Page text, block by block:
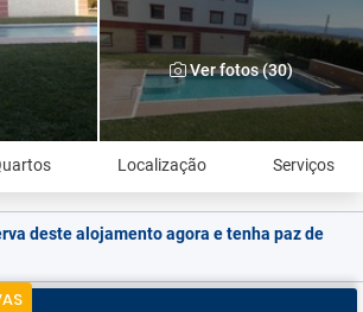
Ver fotos (30)
Localização Serviços
deste alojamento agora e tenha paz de